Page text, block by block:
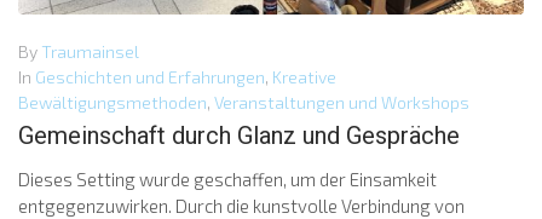
By Traumainsel
In Geschichten und Erfahrungen, Kreative
Bewältigungsmethoden, Veranstaltungen und Workshops
Gemeinschaft durch Glanz und Gespräche
Dieses Setting wurde geschaffen, um der Einsamkeit
entgegenzuwirken. Durch die kunstvolle Verbindung von